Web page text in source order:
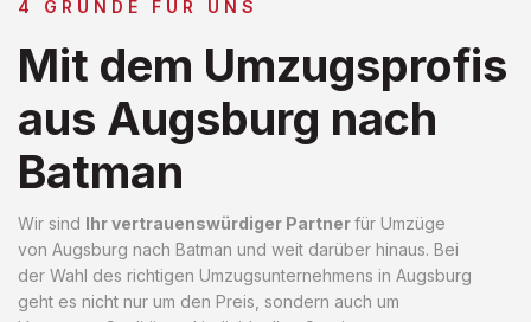
4 GRÜNDE FÜR UNS
Mit dem Umzugsprofis
aus Augsburg nach
Batman
Wir sind Ihr vertrauenswürdiger Partnerfür Umzüge
von Augsburg nach Batman und weit darüber hinaus. Bei
der Wahl des richtigen Umzugsunternehmens in Augsburg
geht es nicht nur um den Preis, sondern auch um